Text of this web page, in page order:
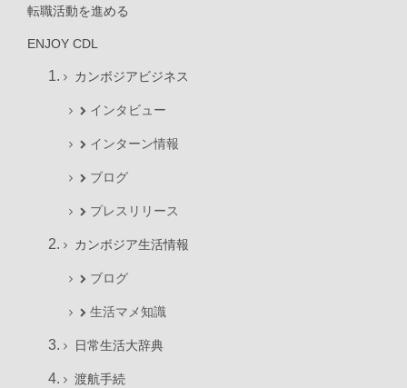
転職活動を進める
ENJOY CDL
カンボジアビジネス
インタビュー
インターン情報
ブログ
プレスリリース
カンボジア生活情報
ブログ
生活マメ知識
日常生活大辞典
渡航手続